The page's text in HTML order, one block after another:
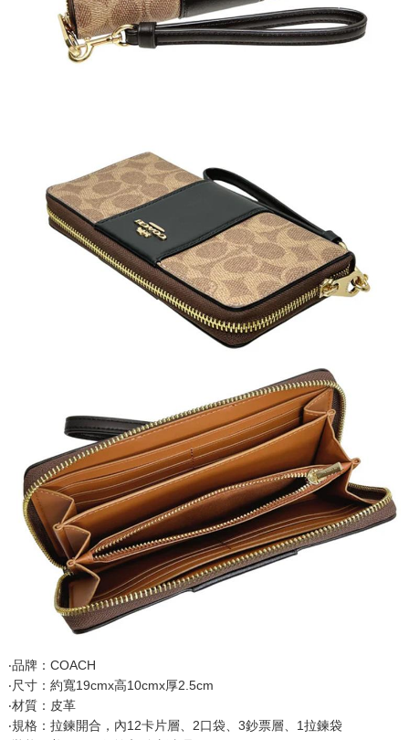
‧品牌：COACH
‧尺寸：約寬19cmx高10cmx厚2.5cm
‧材質：皮革
‧規格：拉鍊開合，內12卡片層、2口袋、3鈔票層、1拉鍊袋